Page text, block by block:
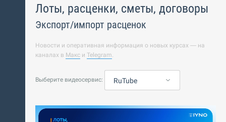
Лоты, расценки, сметы, договоры
Экспорт/импорт расценок
Новости и оперативная информация о новых курсах — на
каналах в Макс и Telegram.
Выберите видеосервис: RuTube